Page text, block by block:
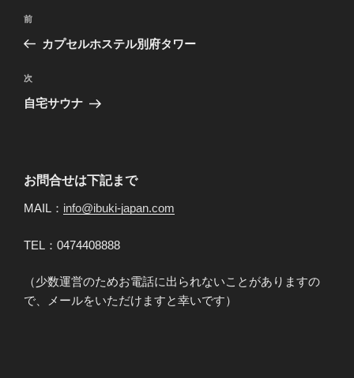
投
ビ
ゲ
ン
前
の
稿
前
カプセルホステル別府タワー
次
の
次
自宅サウナ
お問合せは下記まで
MAIL： info@ibuki-japan.com
TEL：0474408888
（少数運営のためお電話に出られないことがありますの
で、メールをいただけますと幸いです）